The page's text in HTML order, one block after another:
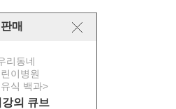
매
리동네
이병원
식 백과>
강의 큐브